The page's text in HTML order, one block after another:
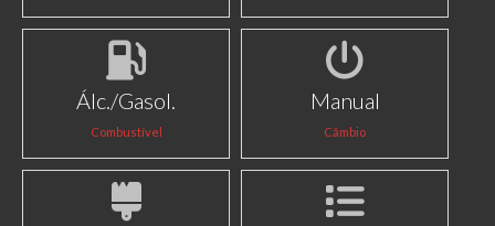
Álc./Gasol.
Combustível
Manual
Câmbio